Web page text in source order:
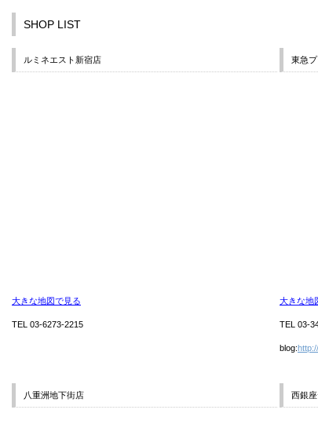
SHOP LIST
ルミネエスト新宿店 東急
大きな地図で見る 大きな地
TEL 03-6273-2215 TEL 03-
blog:
八重洲地下街店 西銀